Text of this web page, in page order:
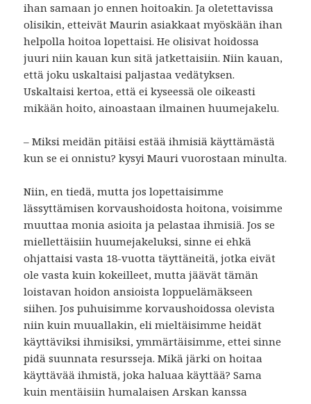
ihan samaan jo ennen hoitoakin. Ja oletettavissa
olisikin, etteivät Maurin asiakkaat myöskään ihan
helpolla hoitoa lopettaisi. He olisivat hoidossa
juuri niin kauan kun sitä jatkettaisiin. Niin kauan,
että joku uskaltaisi paljastaa vedätyksen.
Uskaltaisi kertoa, että ei kyseessä ole oikeasti
mikään hoito, ainoastaan ilmainen huumejakelu.
– Miksi meidän pitäisi estää ihmisiä käyttämästä
kun se ei onnistu? kysyi Mauri vuorostaan minulta.
Niin, en tiedä, mutta jos lopettaisimme
lässyttämisen korvaushoidosta hoitona, voisimme
muuttaa monia asioita ja pelastaa ihmisiä. Jos se
miellettäisiin huumejakeluksi, sinne ei ehkä
ohjattaisi vasta 18-vuotta täyttäneitä, jotka eivät
ole vasta kuin kokeilleet, mutta jäävät tämän
loistavan hoidon ansioista loppuelämäkseen
siihen. Jos puhuisimme korvaushoidossa olevista
niin kuin muuallakin, eli mieltäisimme heidät
käyttäviksi ihmisiksi, ymmärtäisimme, ettei sinne
pidä suunnata resursseja. Mikä järki on hoitaa
käyttävää ihmistä, joka haluaa käyttää? Sama
kuin mentäisiin humalaisen Arskan kanssa